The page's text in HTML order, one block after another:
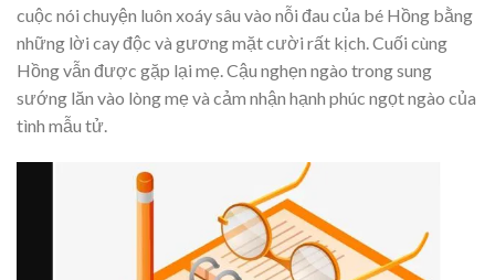
cuộc nói chuyện luôn xoáy sâu vào nỗi đau của bé Hồng bằng
những lời cay độc và gương mặt cười rất kịch. Cuối cùng
Hồng vẫn được gặp lại mẹ. Cậu nghẹn ngào trong sung
sướng lăn vào lòng mẹ và cảm nhận hạnh phúc ngọt ngào của
tình mẫu tử.